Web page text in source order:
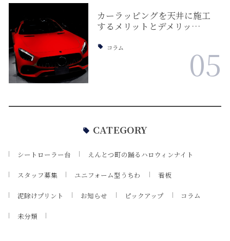
カーラッピングを天井に施工
するメリットとデメリッ…
コラム 05
CATEGORY
シートローラー台 えんとつ町の踊るハロウィンナイト
スタッフ募集 ユニフォーム型うちわ 看板
泥除けプリント お知らせ ピックアップ コラム
未分類